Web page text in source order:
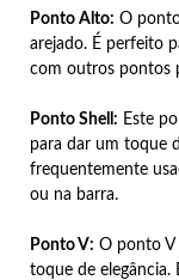
Ponto Alto: O
arejado. É perfeito
com outros pontos
Ponto Shell: Este
para dar um toque
frequentemente
ou na barra.
Ponto V: O ponto V
toque de elegância.